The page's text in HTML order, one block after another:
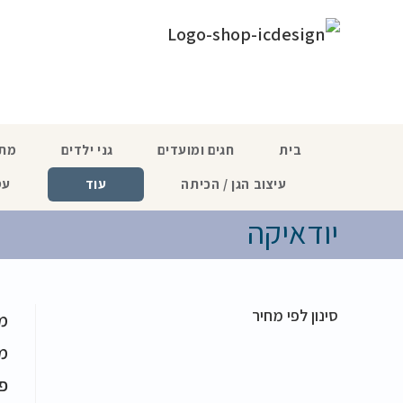
בית חגים ומועדים גני ילדים
עיצוב הגן / הכיתה
עוד
יודאיקה
סינון לפי מחיר